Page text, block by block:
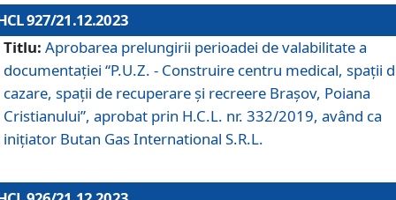
927/21.12.2023
Titlu: Aprobarea prelungirii perioadei de valabilitate a
documentaţiei “P.U.Z. - Construire centru medical, spații
cazare, spații de recuperare și recreere Brașov, Poiana
Cristianului”, aprobat prin H.C.L. nr. 332/2019, având ca
inițiator Butan Gas International S.R.L.